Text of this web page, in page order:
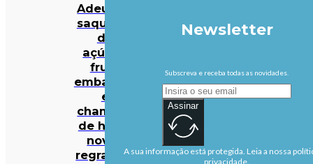
Adeus às
saquetas
de
açúcar,
fruta
embalada
e
champôs
de hotel:
novas
regras da
Newsletter
Subscreva e receba todas as novidades.
Assinar
A sua informação está protegida. Leia a nossa
privacidade.